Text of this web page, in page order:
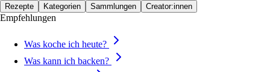
Rezepte Kategorien Sammlungen Creator:innen
Empfehlungen
Was koche ich heute?
Was kann ich backen?